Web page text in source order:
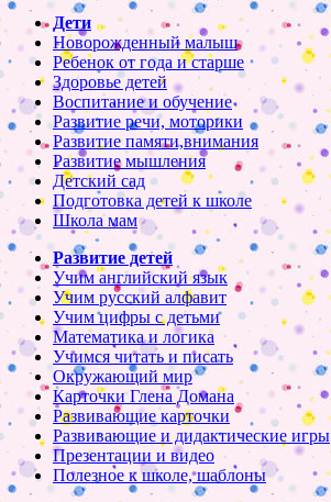
Дети
Новорожденный малыш
Ребенок от года и старше
Здоровье детей
Воспитание и обучение
Развитие речи, моторики
Развитие памяти,внимания
Развитие мышления
Детский сад
Подготовка детей к школе
Школа мам
Развитие детей
Учим английский язык
Учим русский алфавит
Учим цифры с детьми
Математика и логика
Учимся читать и писать
Окружающий мир
Карточки Глена Домана
Развивающие карточки
Развивающие и дидактические игры
Презентации и видео
Полезное к школе, шаблоны